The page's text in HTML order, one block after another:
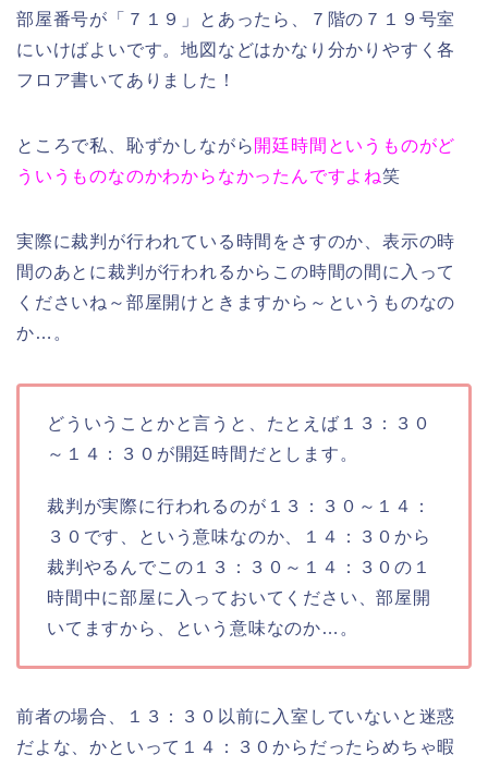
部屋番号が「７１９」とあったら、７階の７１９号室
にいけばよいです。地図などはかなり分かりやすく各
フロア書いてありました！
ところで私、恥ずかしながら 開廷時間というものがど
ういうものなのかわからなかったんですよね笑
実際に裁判が行われている時間をさすのか、表示の時
間のあとに裁判が行われるからこの時間の間に入って
くださいね～部屋開けときますから～というものなの
か…。
どういうことかと言うと、たとえば１３：３０
～１４：３０が開廷時間だとします。
裁判が実際に行われるのが１３：３０～１４：
３０です、という意味なのか、１４：３０から
裁判やるんでこの１３：３０～１４：３０の１
時間中に部屋に入っておいてください、部屋開
いてますから、という意味なのか…。
前者の場合、１３：３０以前に入室していないと迷惑
だよな、かといって１４：３０からだったらめちゃ暇